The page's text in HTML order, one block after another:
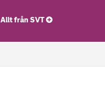
Allt från SVT